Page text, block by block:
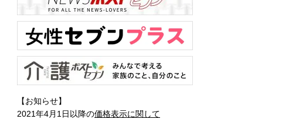
【お知らせ】
2021年4月1日以降の価格表示に関して